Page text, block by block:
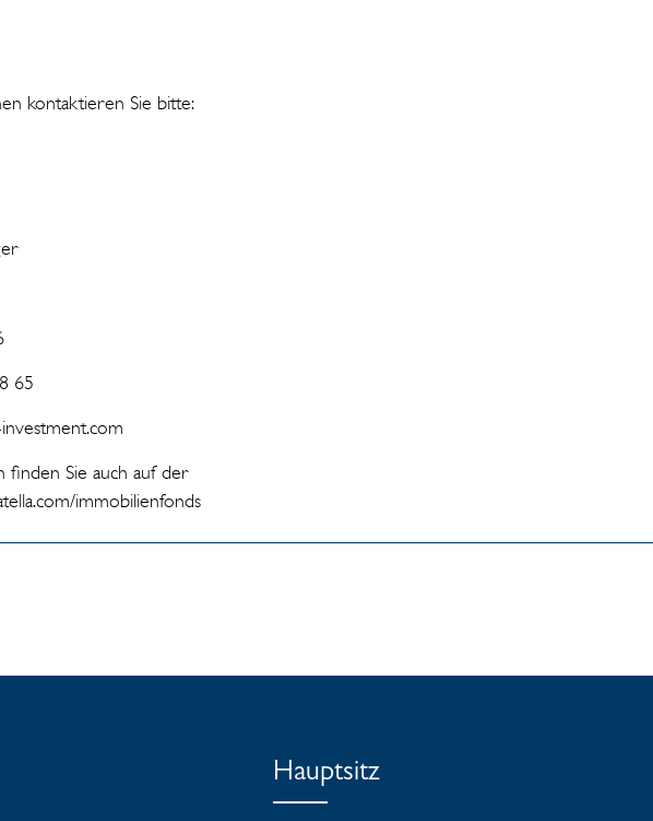
kontaktieren Sie bitte:
65
investment.com
Sie auch auf der
immobilienfonds
Hauptsitz